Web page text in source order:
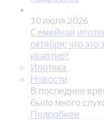
10 июля 2026
Семейная
октября: что это
квартир?
Ипотека
Новости
В последнее
было много
Подробнее